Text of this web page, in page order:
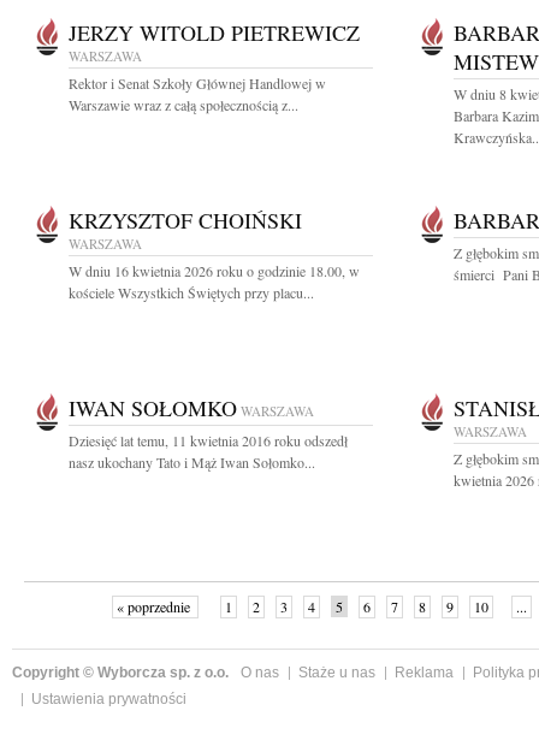
JERZY WITOLD PIETREWICZ
WARSZAWA
Rektor i Senat Szkoły Głównej Handlowej w
Warszawie wraz z całą społecznością z...
W dniu 8
Barbara
KRZYSZTOF CHOIŃSKI
WARSZAWA
W dniu 16 kwietnia 2026 roku o godzinie 18.00, w
kościele Wszystkich Świętych przy placu...
Z głębokim
śmierci Pani
IWAN SOŁOMKO WARSZAWA
Dziesięć lat temu, 11 kwietnia 2016 roku odszedł
nasz ukochany Tato i Mąż Iwan Sołomko...
WARSZAWA
Z głębokim
kwietnia 2026
« poprzednie 1 2 3 4 5 6 7 8 9 10 ...
Copyright © Wyborcza sp. z o.o. O nas Staże u nas Reklama
Polityka
Ustawienia prywatności